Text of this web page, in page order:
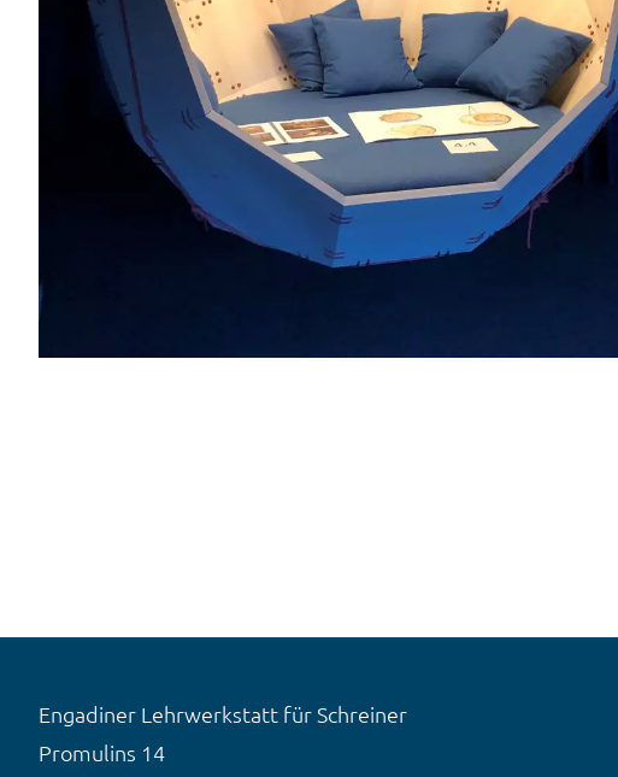
Engadiner Lehrwerkstatt für Schreiner
Promulins 14